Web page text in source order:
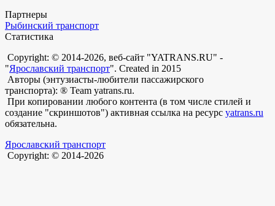
Партнеры
Рыбинский транспорт
Статистика
Copyright: © 2014-2026, веб-сайт "YATRANS.RU" -
"Ярославский транспорт". Created in 2015
Авторы (энтузиасты-любители пассажирского
транспорта): ® Team yatrans.ru.
При копировании любого контента (в том числе стилей и
создание "скриншотов") активная ссылка на ресурс yatrans.ru
обязательна.
Ярославский транспорт
Copyright: © 2014-2026